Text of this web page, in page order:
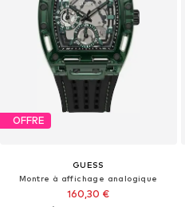
OFFRE
GUESS
Montre à affichage analogique
160,30 €